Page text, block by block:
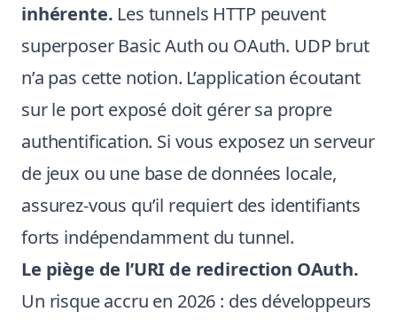
inhérente. Les tunnels HTTP peuvent
superposer Basic Auth ou OAuth. UDP brut
n’a pas cette notion. L’application écoutant
sur le port exposé doit gérer sa propre
authentification. Si vous exposez un serveur
de jeux ou une base de données locale,
assurez-vous qu’il requiert des identifiants
forts indépendamment du tunnel.
Le piège de l’URI de redirection OAuth.
Un risque accru en 2026 : des développeurs